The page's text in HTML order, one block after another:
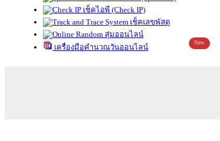
เช็คไอพี (Check IP)
เช็คเลขพัสดุ
สุ่มออนไลน์
เครื่องมือคำนวณวันออนไลน์
New